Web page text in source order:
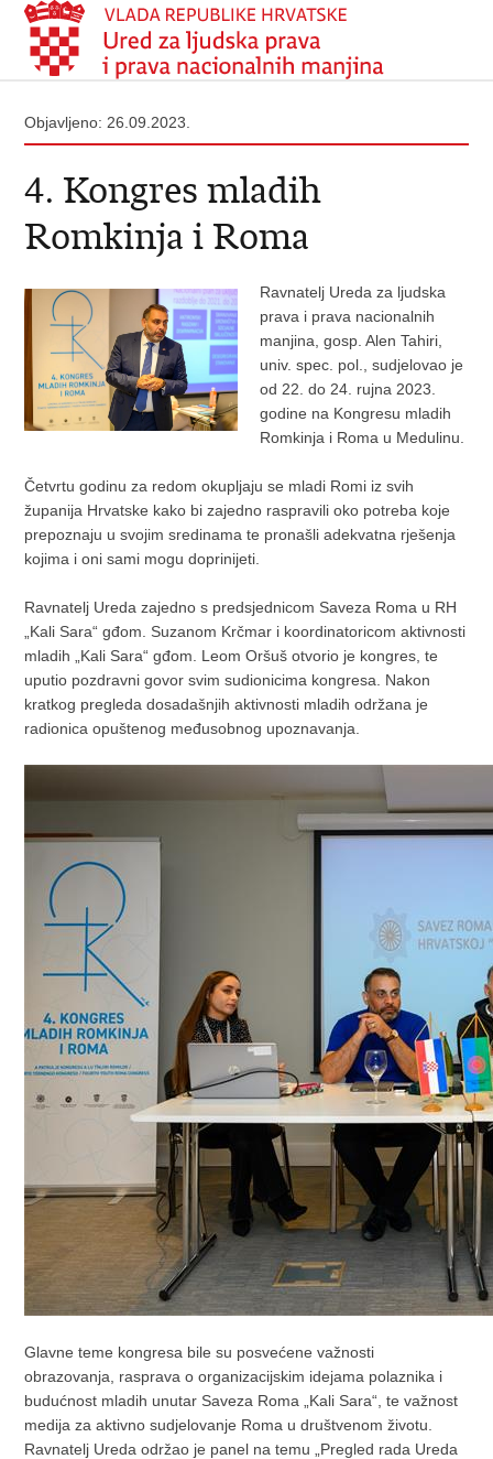
Objavljeno: 26.09.2023.
4. Kongres mladih
Romkinja i Roma
Ravnatelj Ureda za ljudska
prava i prava nacionalnih
manjina, gosp. Alen Tahiri,
univ. spec. pol., sudjelovao je
od 22. do 24. rujna 2023.
godine na Kongresu mladih
Romkinja i Roma u Medulinu.
Četvrtu godinu za redom okupljaju se mladi Romi iz svih
županija Hrvatske kako bi zajedno raspravili oko potreba koje
prepoznaju u svojim sredinama te pronašli adekvatna rješenja
kojima i oni sami mogu doprinijeti.
Ravnatelj Ureda zajedno s predsjednicom Saveza Roma u RH
„Kali Sara“ gđom. Suzanom Krčmar i koordinatoricom aktivnosti
mladih „Kali Sara“ gđom. Leom Oršuš otvorio je kongres, te
uputio pozdravni govor svim sudionicima kongresa. Nakon
kratkog pregleda dosadašnjih aktivnosti mladih održana je
radionica opuštenog međusobnog upoznavanja.
Glavne teme kongresa bile su posvećene važnosti
obrazovanja, rasprava o organizacijskim idejama polaznika i
budućnost mladih unutar Saveza Roma „Kali Sara“, te važnost
medija za aktivno sudjelovanje Roma u društvenom životu.
Ravnatelj Ureda održao je panel na temu „Pregled rada Ureda